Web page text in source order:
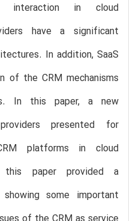
interaction in cloud
have a significant
In addition, SaaS
of the CRM mechanisms
In this paper, a new
presented for
platforms in cloud
this paper provided a
some important